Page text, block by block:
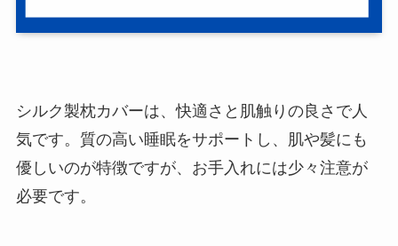
シルク製枕カバーは、快適さと肌触りの良さで人
気です。質の高い睡眠をサポートし、肌や髪にも
優しいのが特徴ですが、お手入れには少々注意が
必要です。